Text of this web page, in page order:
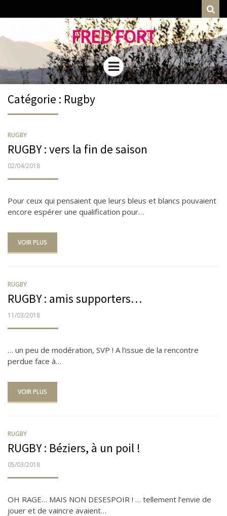
FRED FORT
Menu
Catégorie : Rugby
RUGBY
RUGBY : vers la fin de saison
PUBLIÉ
02/04/2018
Pour ceux qui pensaient que leurs bleus et blancs pouvaient
encore espérer une qualification pour…
VOIR PLUS
RUGBY
RUGBY : amis supporters…
PUBLIÉ
11/03/2018
… un peu de modération, SVP ! A l’issue de la rencontre
perdue face à…
VOIR PLUS
RUGBY
RUGBY : Béziers, à un poil !
PUBLIÉ
05/03/2018
OH RAGE… MAIS NON DESESPOIR ! … tellement l’envie de
jouer et de vaincre avaient…